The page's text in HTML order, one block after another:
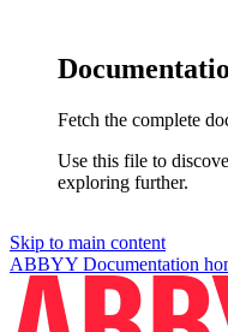
Fetch the complete
Use this file to
exploring further.
Skip to main content
ABBYY Documentation